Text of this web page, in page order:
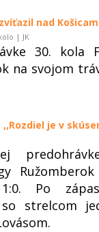
nad
| JK
30. kola
na svojom
,,Rozdiel je v
1:0. Po
strelcom